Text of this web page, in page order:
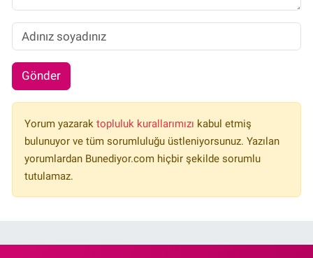
Gönder
Yorum yazarak topluluk kurallarımızı kabul etmiş
bulunuyor ve tüm sorumluluğu üstleniyorsunuz. Yazılan
yorumlardan Bunediyor.com hiçbir şekilde sorumlu
tutulamaz.